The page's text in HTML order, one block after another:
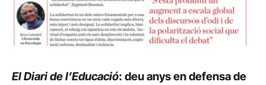
El Diari de l’Educació: deu anys en defensa de